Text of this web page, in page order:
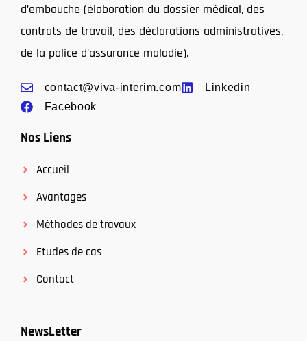
d’embauche (élaboration du dossier médical, des
contrats de travail, des déclarations administratives,
de la police d’assurance maladie).
contact@viva-interim.com
Linkedin
Facebook
Nos Liens
Accueil
Avantages
Méthodes de travaux
Etudes de cas
Contact
NewsLetter